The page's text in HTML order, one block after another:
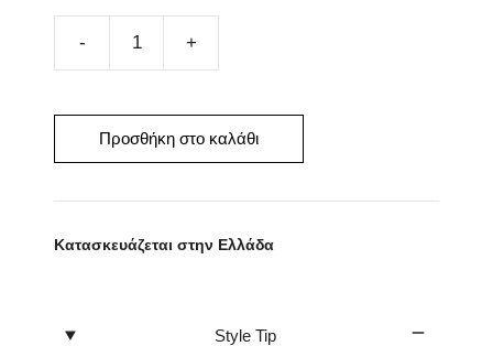
δερματίνη
ποσότητα
Προσθήκη στο καλάθι
Κατασκευάζεται στην Ελλάδα
Style Tip